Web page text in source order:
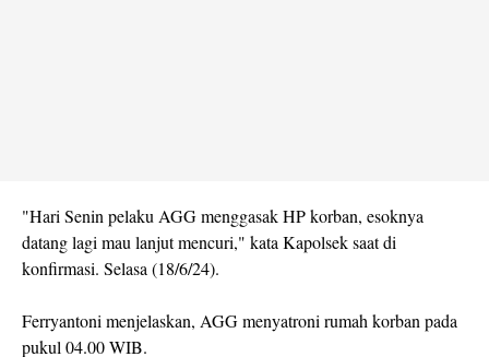
"Hari Senin pelaku AGG menggasak HP korban, esoknya
datang lagi mau lanjut mencuri," kata Kapolsek saat di
konfirmasi. Selasa (18/6/24).
Ferryantoni menjelaskan, AGG menyatroni rumah korban pada
pukul 04.00 WIB.